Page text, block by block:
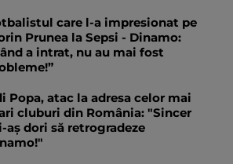
care l-a impresionat pe
Prunea la Sepsi - Dinamo:
a intrat, nu au mai fost
Popa, atac la adresa celor mai
cluburi din România: "Sincer
aș dori să retrogradeze